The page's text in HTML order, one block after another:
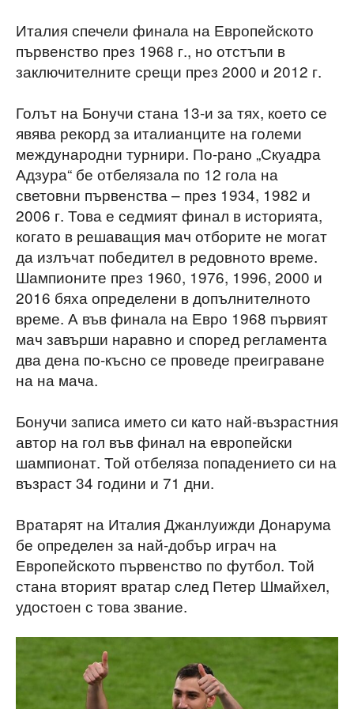
Италия спечели финала на Европейското
първенство през 1968 г., но отстъпи в
заключителните срещи през 2000 и 2012 г.
Голът на Бонучи стана 13-и за тях, което се
явява рекорд за италианците на големи
международни турнири. По-рано „Скуадра
Адзура“ бе отбелязала по 12 гола на
световни първенства – през 1934, 1982 и
2006 г. Това е седмият финал в историята,
когато в решаващия мач отборите не могат
да излъчат победител в редовното време.
Шампионите през 1960, 1976, 1996, 2000 и
2016 бяха определени в допълнителното
време. А във финала на Евро 1968 първият
мач завърши наравно и според регламента
два дена по-късно се проведе преиграване
на на мача.
Бонучи записа името си като най-възрастния
автор на гол във финал на европейски
шампионат. Той отбеляза попадението си на
възраст 34 години и 71 дни.
Вратарят на Италия Джанлуижди Донарума
бе определен за най-добър играч на
Европейското първенство по футбол. Той
стана вторият вратар след Петер Шмайхел,
удостоен с това звание.